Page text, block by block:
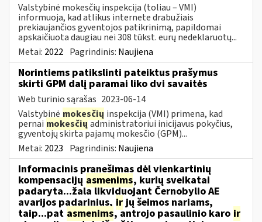
Valstybinė mokesčių inspekcija (toliau – VMI)
informuoja, kad atlikus internete drabužiais
prekiaujančios gyventojos patikrinimą, papildomai
apskaičiuota daugiau nei 308 tūkst. eurų nedeklaruotų...
Metai: 2022 Pagrindinis: Naujiena
Norintiems patikslinti pateiktus prašymus
skirti GPM dalį paramai liko dvi savaitės
Web turinio sąrašas 2023-06-14
Valstybinė mokesčių inspekcija (VMI) primena, kad
pernai mokesčiųadministratoriui inicijavus pokyčius,
gyventojų skirta pajamų mokesčio (GPM)...
Metai: 2023 Pagrindinis: Naujiena
Informacinis pranešimas dėl vienkartinių
kompensacijų asmenims, kurių sveikatai
padaryta...žala likviduojant Černobylio AE
avarijos padarinius, irjų šeimos nariams,
taip...pat asmenims, antrojo pasaulinio karo ir